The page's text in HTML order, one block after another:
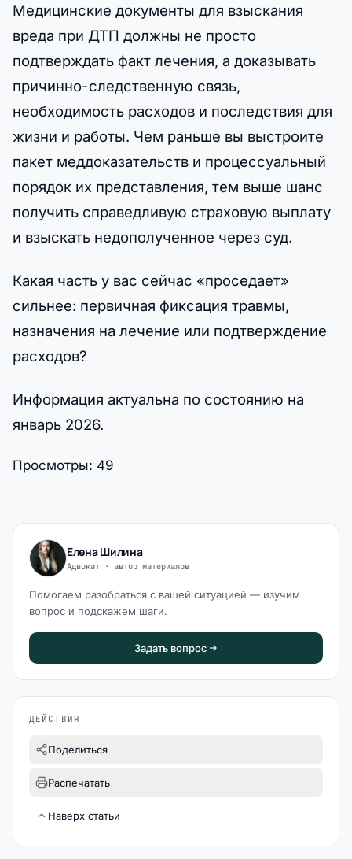
Медицинские документы для взыскания
вреда при ДТП должны не просто
подтверждать факт лечения, а доказывать
причинно-следственную связь,
необходимость расходов и последствия для
жизни и работы. Чем раньше вы выстроите
пакет меддоказательств и процессуальный
порядок их представления, тем выше шанс
получить справедливую страховую выплату
и взыскать недополученное через суд.
Какая часть у вас сейчас «проседает»
сильнее: первичная фиксация травмы,
назначения на лечение или подтверждение
расходов?
Информация актуальна по состоянию на
январь 2026.
Просмотры: 49
Елена Шилина
Адвокат · автор материалов
Помогаем разобраться с вашей ситуацией — изучим
вопрос и подскажем шаги.
Задать вопрос
ДЕЙСТВИЯ
Поделиться
Распечатать
Наверх статьи